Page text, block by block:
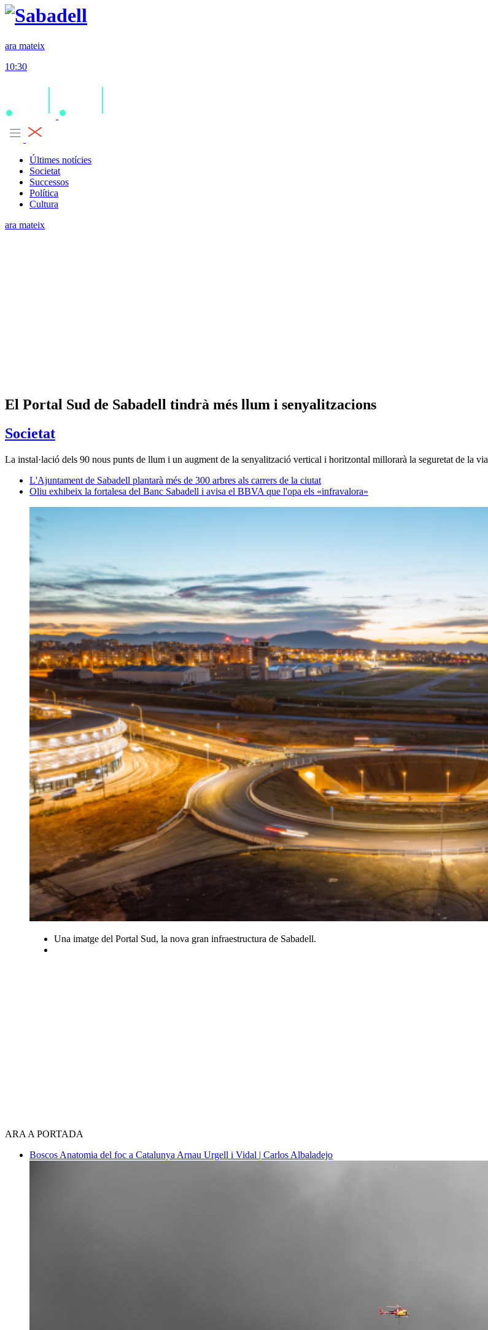
ara mateix
10:30
Últimes notícies
Societat
Successos
Política
Cultura
ara mateix
El Portal Sud de Sabadell tindrà més llum i senyalitzacions
Societat
La instal·lació dels 90 nous punts de llum i un augment de la senyalització vertical i horitzontal millorarà la seguretat de la via
L'Ajuntament de Sabadell plantarà més de 300 arbres als carrers de la ciutat
Oliu exhibeix la fortalesa del Banc Sabadell i avisa el BBVA que l'opa els «infravalora»
Una imatge del Portal Sud, la nova gran infraestructura de Sabadell.
ARA A PORTADA
Boscos Anatomia del foc a Catalunya Arnau Urgell i Vidal | Carlos Albaladejo